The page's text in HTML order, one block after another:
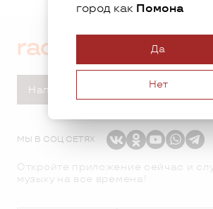
город как Помона
Да
Нет
Написать в студию
МЫ В СОЦ СЕТЯХ
Откройте приложение сейчас и
музыку на все времена!